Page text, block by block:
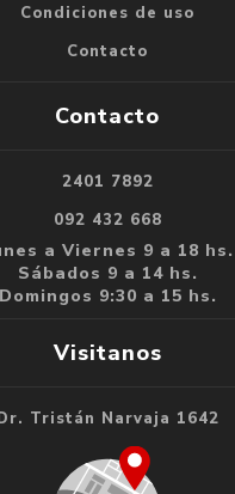
Condiciones de uso
Contacto
Contacto
2401 7892
092 432 668
a Viernes 9 a 18 hs.
Sábados 9 a 14 hs.
Domingos 9:30 a 15 hs.
Visitanos
Tristán Narvaja 1642